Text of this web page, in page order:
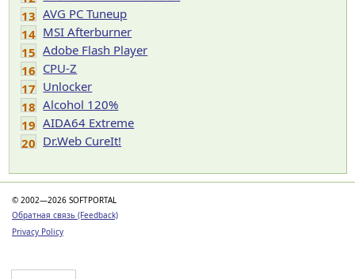
13 AVG PC Tuneup
14 MSI Afterburner
15 Adobe Flash Player
16 CPU-Z
17 Unlocker
18 Alcohol 120%
19 AIDA64 Extreme
20 Dr.Web CureIt!
© 2002—2026 SOFTPORTAL
Обратная связь (Feedback)
Privacy Policy